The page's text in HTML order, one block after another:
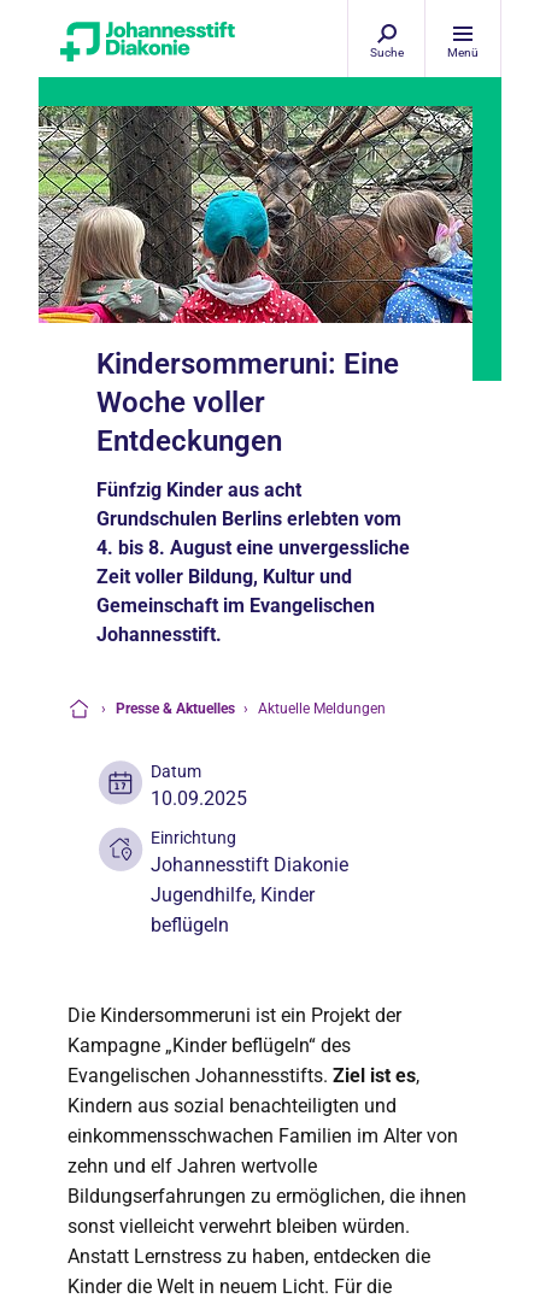
Suche Menü
Kindersommeruni: Eine
Woche voller
Entdeckungen
Fünfzig Kinder aus acht
Grundschulen Berlins erlebten vom
4. bis 8. August eine unvergessliche
Zeit voller Bildung, Kultur und
Gemeinschaft im Evangelischen
Johannesstift.
› Presse & Aktuelles › Aktuelle Meldungen
Datum
10.09.2025
Einrichtung
Johannesstift Diakonie
Jugendhilfe, Kinder
beflügeln
Die Kindersommeruni ist ein Projekt der
Kampagne „Kinder beflügeln“ des
Evangelischen Johannesstifts. Ziel ist es,
Kindern aus sozial benachteiligten und
einkommensschwachen Familien im Alter von
zehn und elf Jahren wertvolle
Bildungserfahrungen zu ermöglichen, die ihnen
sonst vielleicht verwehrt bleiben würden.
Anstatt Lernstress zu haben, entdecken die
Kinder die Welt in neuem Licht. Für die